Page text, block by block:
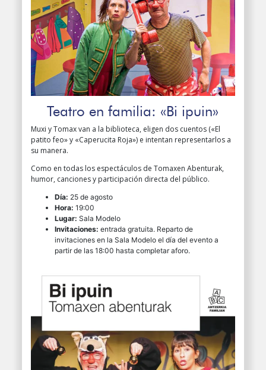
Teatro en familia: «Bi ipuin»
Muxi y Tomax van a la biblioteca, eligen dos cuentos («El
patito feo» y «Caperucita Roja») e intentan representarlos a
su manera.
Como en todas los espectáculos de Tomaxen Abenturak,
humor, canciones y participación directa del público.
Día: 25 de agosto
Hora: 19:00
Lugar: Sala Modelo
Invitaciones: entrada gratuita. Reparto de
invitaciones en la Sala Modelo el día del evento a
partir de las 18:00 hasta completar aforo.